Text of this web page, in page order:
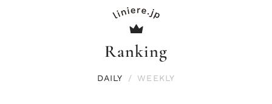
Ranking
DAILY / WEEKLY